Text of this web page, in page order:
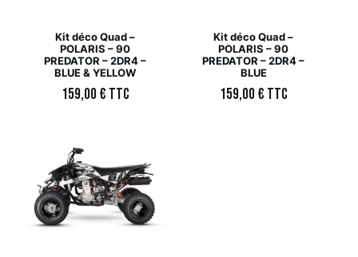
Kit déco Quad –
POLARIS – 90
PREDATOR – 2DR4 –
BLUE & YELLOW
159,00€ TTC
Kit déco Quad –
POLARIS – 90
PREDATOR – 2DR4 –
BLUE
159,00€ TTC